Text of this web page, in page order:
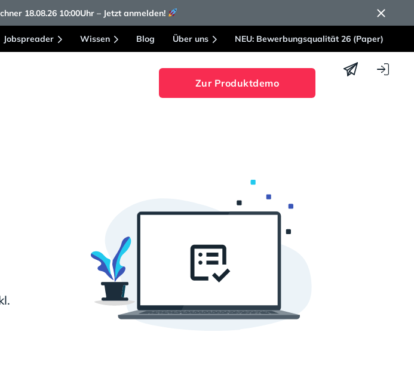
18.08.26 10:00Uhr – Jetzt anmelden!
Jobspreader Wissen Blog Über uns NEU: Bewerbungsqualität 26 (Paper)
Zur Produktdemo